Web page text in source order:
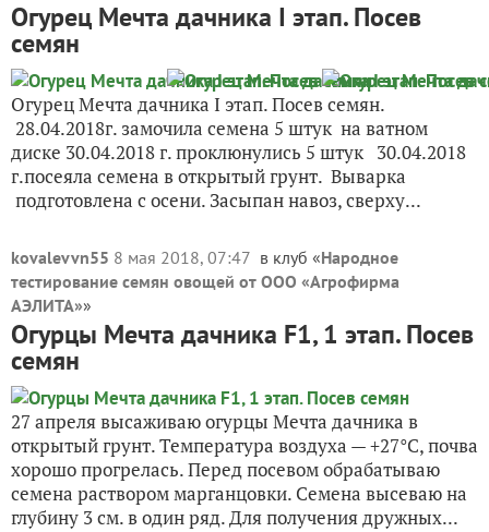
Огурец Мечта дачника I этап. Посев
семян
Огурец Мечта дачника I этап. Посев семян.
28.04.2018г. замочила семена 5 штук на ватном
диске 30.04.2018 г. проклюнулись 5 штук 30.04.2018
г.посеяла семена в открытый грунт. Выварка
подготовлена с осени. Засыпан навоз, сверху...
kovalevvn55 8 мая 2018, 07:47 в клуб «Народное
тестирование семян овощей от ООО «Агрофирма
АЭЛИТА»»
Огурцы Мечта дачника F1, 1 этап. Посев
семян
27 апреля высаживаю огурцы Мечта дачника в
открытый грунт. Температура воздуха — +27°С, почва
хорошо прогрелась. Перед посевом обрабатываю
семена раствором марганцовки. Семена высеваю на
глубину 3 см. в один ряд. Для получения дружных...